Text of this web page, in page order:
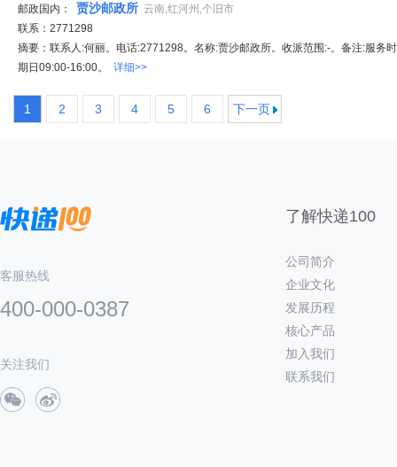
邮政国内： 贾沙邮政所 云南,红河州,个旧市
联系：2771298
摘要：联系人:何丽。电话:2771298。名称:贾沙邮政所。收派范围:-。备注:服务
期日09:00-16:00。 详细>>
1 2 3 4 5 6 下一页
客服热线
400-000-0387
关注我们
了解快递100
公司简介
企业文化
发展历程
核心产品
加入我们
联系我们